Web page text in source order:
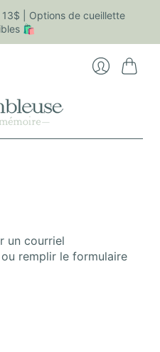
| Options de cueillette
🛍
un courriel
ou remplir le formulaire